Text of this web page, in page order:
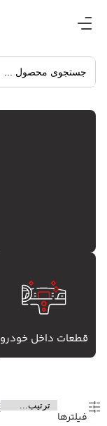
قطعات داخل خودرو
فیلتر‌ها